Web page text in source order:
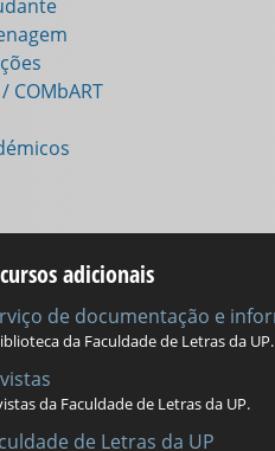
COMbART
adicionais
de documentação e
da Faculdade de Letras da UP.
da Faculdade de Letras da UP.
de Letras da UP